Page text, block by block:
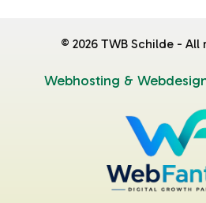
© 2026 TWB Schilde - All
Webhosting &